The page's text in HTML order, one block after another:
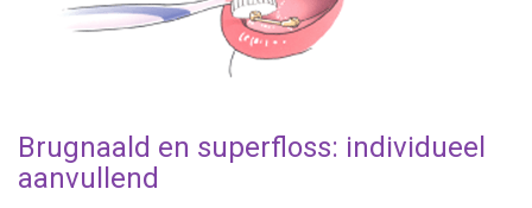
Brugnaald en superfloss: individueel
aanvullend